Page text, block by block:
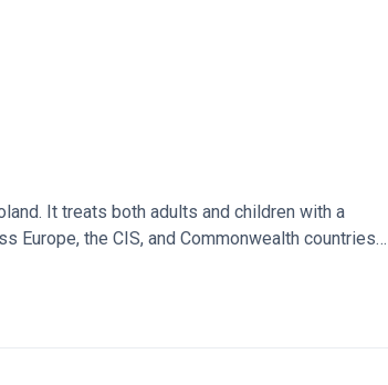
It treats both adults and children with a
Europe, the CIS, and Commonwealth countries.